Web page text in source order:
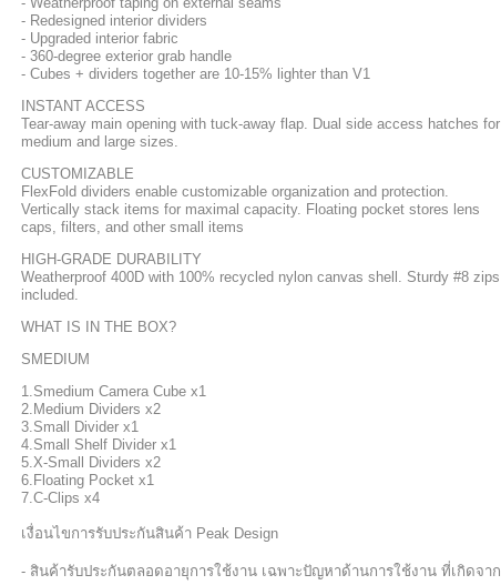
- Redesigned interior dividers
- Upgraded interior fabric
- 360-degree exterior grab handle
- Cubes + dividers together are 10-15% lighter than V1
INSTANT ACCESS
Tear-away main opening with tuck-away flap. Dual side access hatches for
medium and large sizes.
CUSTOMIZABLE
FlexFold dividers enable customizable organization and protection.
Vertically stack items for maximal capacity. Floating pocket stores lens
caps, filters, and other small items
HIGH-GRADE DURABILITY
Weatherproof 400D with 100% recycled nylon canvas shell. Sturdy #8 zips
included.
WHAT IS IN THE BOX?
SMEDIUM
1.Smedium Camera Cube x1
2.Medium Dividers x2
3.Small Divider x1
4.Small Shelf Divider x1
5.X-Small Dividers x2
6.Floating Pocket x1
7.C-Clips x4
เงื่อนไขการรับประกันสินค้า Peak Design
- สินค้ารับประกันตลอดอายุการใช้งาน เฉพาะปัญหาด้านการใช้งาน ที่เกิดจาก